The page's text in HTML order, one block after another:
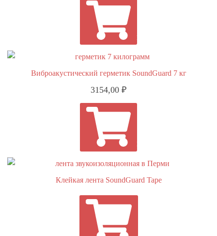
В КОРЗИНУ
Виброакустический герметик SoundGuard 7 кг
3154,00 ₽
В КОРЗИНУ
Клейкая лента SoundGuard Tape